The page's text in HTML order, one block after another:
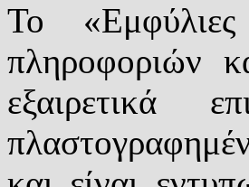
Το
πληροφοριών
εξαιρετικά